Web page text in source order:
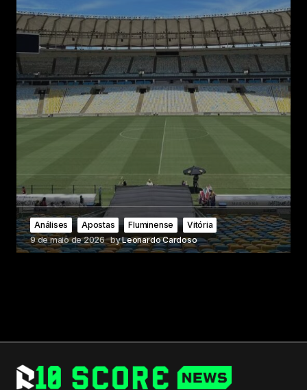
Análises Apostas Fluminense
Vitória
9 de maio de 2026 byLeonardo Cardoso